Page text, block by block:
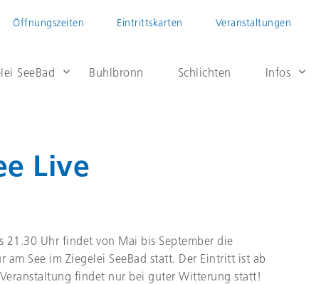
Öffnungszeiten Eintrittskarten Veranstaltungen
SeeBad Buhlbronn Schlichten Infos
Live
21.30 Uhr findet von Mai bis September die
am See im Ziegelei SeeBad statt. Der Eintritt ist ab
findet nur bei guter Witterung statt!